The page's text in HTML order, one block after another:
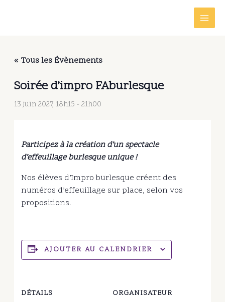
« Tous les Évènements
Soirée d’impro FAburlesque
13 juin 2027, 18h15 - 21h00
Participez à la création d’un spectacle
d’effeuillage burlesque unique !
Nos élèves d’Impro burlesque créent des
numéros d’effeuillage sur place, selon vos
propositions.
AJOUTER AU CALENDRIER
DÉTAILS
ORGANISATEUR